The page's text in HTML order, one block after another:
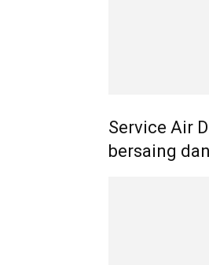
Service Air
bersaing